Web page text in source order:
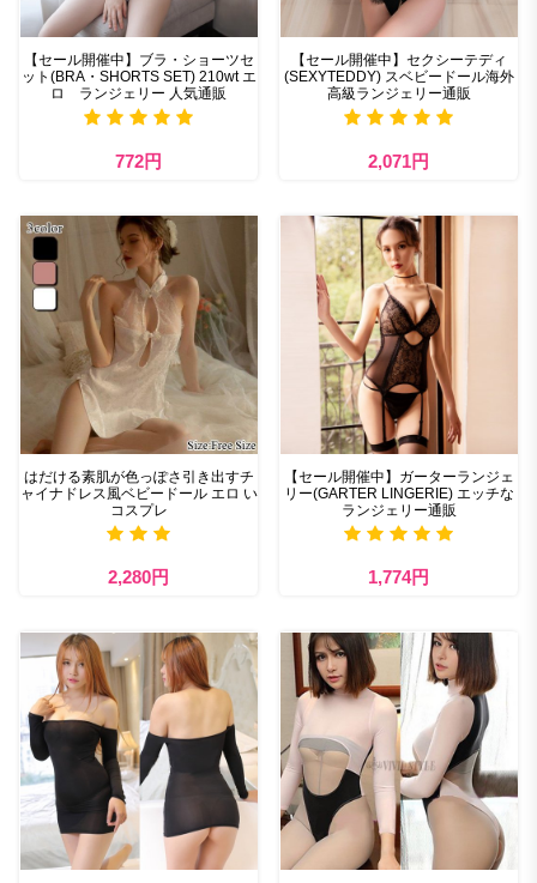
【セール開催中】ブラ・ショーツセ
ット(BRA・SHORTS SET) 210wt エ
ロ ランジェリー 人気通販
772円
【セール開催中】セクシーテディ
(SEXYTEDDY) スベビードール海外
高級ランジェリー通販
2,071円
はだける素肌が色っぽさ引き出すチ
ャイナドレス風ベビードール エロ い
コスプレ
2,280円
【セール開催中】ガーターランジェ
リー(GARTER LINGERIE) エッチな
ランジェリー通販
1,774円